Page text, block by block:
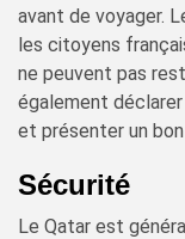
avant de voyager.
les citoyens
ne peuvent pas
également
et présenter un
Sécurité
Le Qatar est